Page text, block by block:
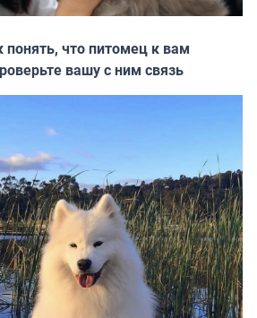
что питомец к вам
вашу с ним связь